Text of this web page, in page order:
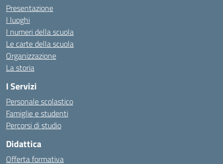
Presentazione
I luoghi
I numeri della scuola
Le carte della scuola
Organizzazione
La storia
I Servizi
Personale scolastico
Famiglie e studenti
Percorsi di studio
Didattica
Offerta formativa